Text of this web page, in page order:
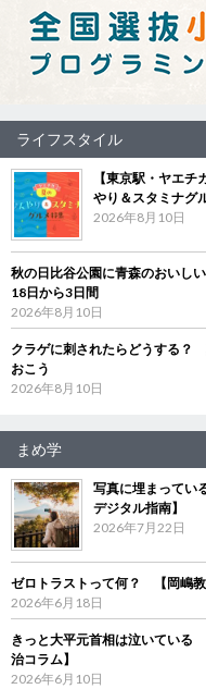
ライフスタイル
【東京駅・ヤエ
やり＆スタミナグ
2026年8月10日
秋の日比谷公園に青森のおい
18日から3日間
2026年8月10日
クラゲに刺されたらどうする？
おこう
2026年8月10日
まめ学
写真に埋まってい
デジタル指南】
2026年7月22日
ゼロトラストって何？ 【岡嶋教
2026年6月18日
きっと大平元首相は泣いている
治コラム】
2026年6月10日